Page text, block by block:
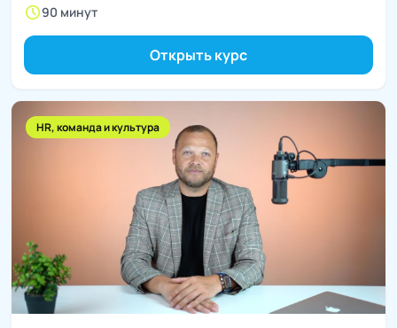
schedule90 минут
Открыть курс
HR, команда и культура